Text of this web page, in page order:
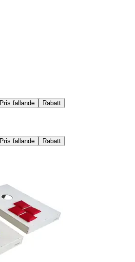
Pris fallande Rabatt
Pris fallande Rabatt